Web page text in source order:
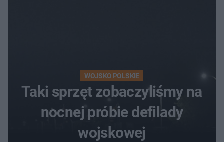
WOJSKO POLSKIE
Taki sprzęt zobaczyliśmy na
nocnej próbie defilady
wojskowej